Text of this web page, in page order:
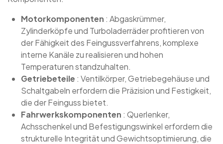
Motorkomponenten : Abgaskrümmer,
Zylinderköpfe und Turboladerräder profitieren von
der Fähigkeit des Feingussverfahrens, komplexe
interne Kanäle zu realisieren und hohen
Temperaturen standzuhalten.
Getriebeteile : Ventilkörper, Getriebegehäuse und
Schaltgabeln erfordern die Präzision und Festigkeit,
die der Feinguss bietet.
Fahrwerkskomponenten : Querlenker,
Achsschenkel und Befestigungswinkel erfordern die
strukturelle Integrität und Gewichtsoptimierung, die